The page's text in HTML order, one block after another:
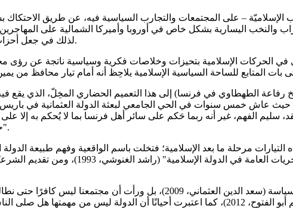
– على المجتمعات والتجارب السياسية فيه، عن طريق الاحتكاك
والنخب اليسارية بشكل خاص في أوروبا وأميركا الشمالية على
لذلك في جعل أحزاب اليسار الليبرالي الوجهة المفضلة للمسلمين والمهاجرين هناك.
في الحركات الإسلامية بتحيزات وخلاصات فكرية وسياسية ناتجة عن رؤى
الطهطاوي في فرنسا) إلى هذا التعميم الحضاري المخِلّ، الذي يقع فيه
حيث عاش خمس سنوات في الحي الجامعي لبعثة الدولة العثمانية في باريس،
الفهم، غير أنه ربما حَكم على سائر أهل فرنسا بما لا يُحكم به إلا
حالته التي هو عليها، حيث لم يطّلع على غير باريس وبعض المدن".
التيارات مرحلة ما بعد الإسلامية؛ فتخلت باسم الواقعية وفهم طبيعة
الشريعة، ومناهضة العلمانية والانحلال
وطالبت هذه التيارات بالتمييز – ولك أن تقول الفصل – بين الدين والسياسة (سعد
أن يرفعوا شعار التعهد بتطبيقها عند وصولهم للسلطة (عبد المنعم أبو الفتوح، 2012)، كما